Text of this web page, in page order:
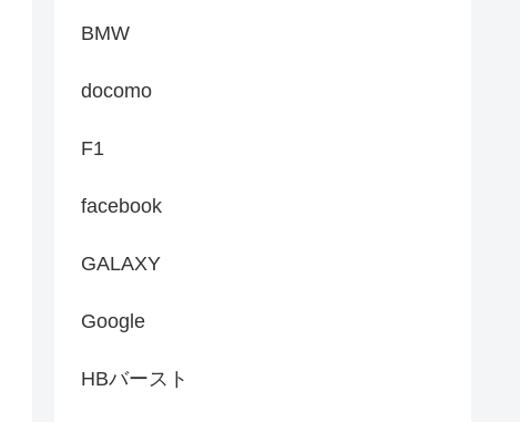
BMW
docomo
F1
facebook
GALAXY
Google
HBバースト